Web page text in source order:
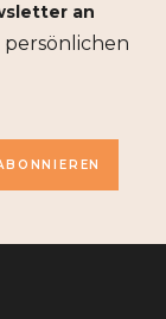
an
persönlichen